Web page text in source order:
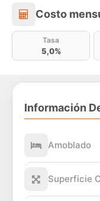
Costo
Costo
Tasa
5,0%
Información
Amoblado
Superficie